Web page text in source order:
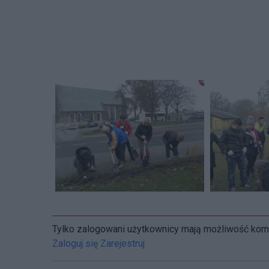
Tylko zalogowani użytkownicy mają możliwość
Zaloguj się Zarejestruj